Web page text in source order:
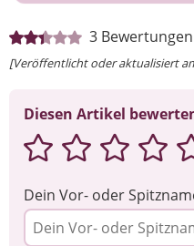
3 Bewertungen
[Veröffentlicht oder aktualisiert
Diesen Artikel
Dein Vor- oder
Ihre Nachricht